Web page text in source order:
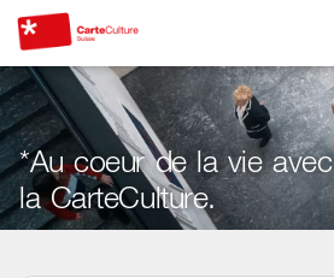
*Au coeur de la vie avec
la CarteCulture.